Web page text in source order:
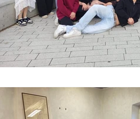
Bandi psl 23-27 aperti